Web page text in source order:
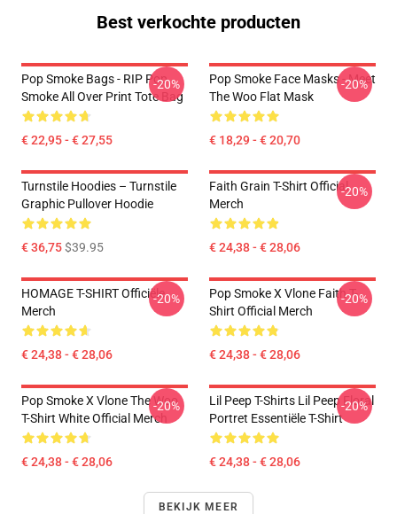
Best verkochte producten
Pop Smoke Bags - RIP Pop
Smoke All Over Print Tote Bag
€ 22,95 - € 27,55
-20%
Pop Smoke Face Masks - Meet
The Woo Flat Mask
€ 18,29 - € 20,70
-20%
Turnstile Hoodies – Turnstile
Graphic Pullover Hoodie
€ 36,75$39.95
Faith Grain T-Shirt Official
Merch
€ 24,38 - € 28,06
-20%
HOMAGE T-SHIRT Officiële
Merch
€ 24,38 - € 28,06
-20%
Pop Smoke X Vlone Faith T-
Shirt Official Merch
€ 24,38 - € 28,06
-20%
Pop Smoke X Vlone The Woo
T-Shirt White Official Merch
€ 24,38 - € 28,06
-20%
Lil Peep T-Shirts Lil Peep Floral
Portret Essentiële T-Shirt
€ 24,38 - € 28,06
-20%
BEKIJK MEER